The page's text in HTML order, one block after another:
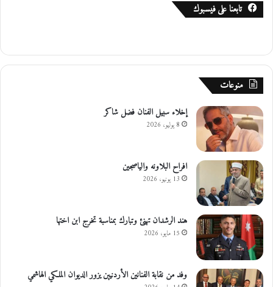
تابعنا على فيسبوك
منوعات
إخلاء سبيل الفنان فضل شاكر
8 يوليو، 2026
افراح البلاونه والياصجين
13 يونيو، 2026
هند الرشدان تهنئ وتبارك بمناسبة تخرج ابن اختها
15 مايو، 2026
وفد من نقابة الفنانين الأردنيين يزور الديوان الملكي الهاشمي